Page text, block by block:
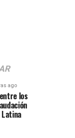
ago
los